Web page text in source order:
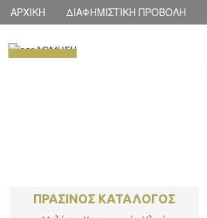
ΑΡΧΙΚΉ ΔΙΑΦΗΜΙΣΤΙΚΉ ΠΡΟΒΟΛΉ
ΠΡΑΣΙΝΟΣ ΚΑΤΑΛΟΓΟΣ